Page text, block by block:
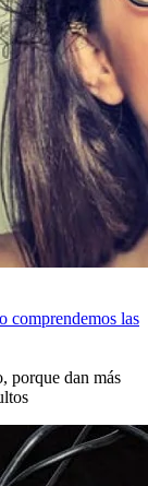
comprendemos las
porque dan más